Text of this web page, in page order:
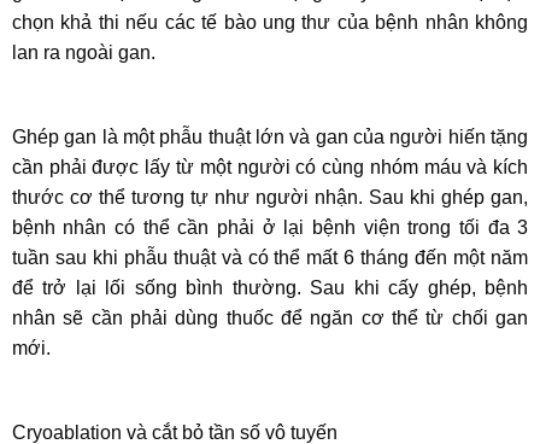
chọn khả thi nếu các tế bào ung thư của bệnh nhân không
lan ra ngoài gan.
Ghép gan là một phẫu thuật lớn và gan của người hiến tặng
cần phải được lấy từ một người có cùng nhóm máu và kích
thước cơ thể tương tự như người nhận. Sau khi ghép gan,
bệnh nhân có thể cần phải ở lại bệnh viện trong tối đa 3
tuần sau khi phẫu thuật và có thể mất 6 tháng đến một năm
để trở lại lối sống bình thường. Sau khi cấy ghép, bệnh
nhân sẽ cần phải dùng thuốc để ngăn cơ thể từ chối gan
mới.
Cryoablation và cắt bỏ tần số vô tuyến